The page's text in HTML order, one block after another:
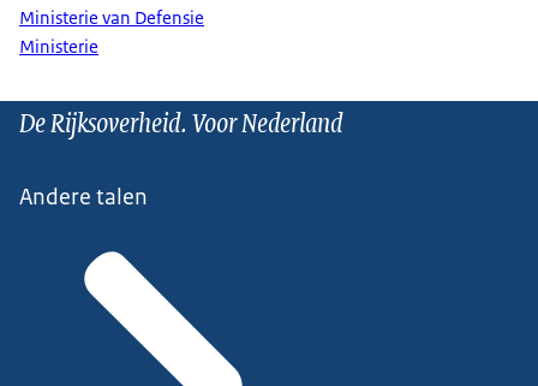
Ministerie van Defensie
Ministerie
De Rijksoverheid. Voor Nederland
Andere talen